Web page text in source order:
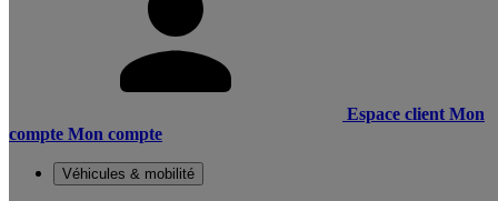
Espace client Mon
compte Mon compte
Véhicules & mobilité